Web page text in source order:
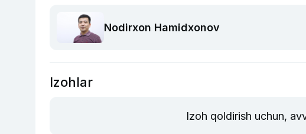
Nodirxon Hamidxonov
Izohlar
Izoh qoldirish uchun,